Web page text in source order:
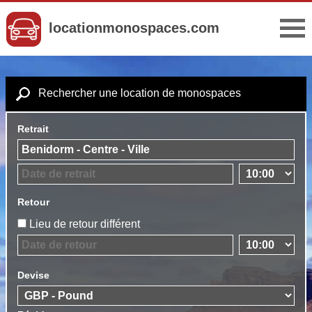
locationmonospaces.com
Rechercher une location de monospaces
Retrait
Retour
Lieu de retour différent
Devise